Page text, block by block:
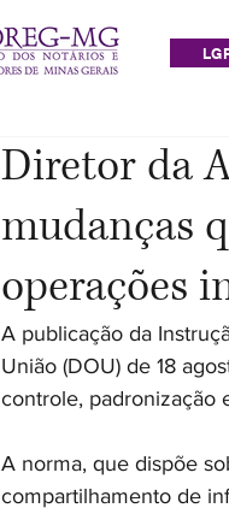
Diretor da
mudanças
operações
A publicação da
União (DOU) de 18
controle, padronização
A norma, que dispõe
compartilhamento de